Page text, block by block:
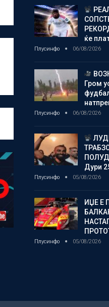
ќе
Плусинфо 06/08/2026
Гром
Плусинфо 06/08/2026
Дури
Плусинфо 05/08/2026
ИЏЕ Е
Плусинфо 05/08/2026